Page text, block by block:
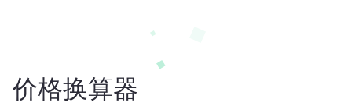
价格换算器